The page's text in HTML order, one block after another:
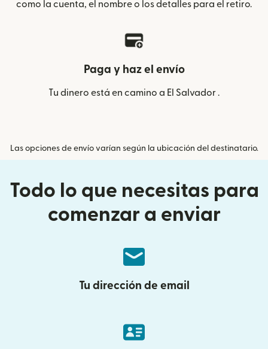
como la cuenta, el nombre o los detalles para el retiro.
Paga y haz el envío
Tu dinero está en camino a El Salvador .
Las opciones de envío varían según la ubicación del destinatario.
Todo lo que necesitas para
comenzar a enviar
Tu dirección de email